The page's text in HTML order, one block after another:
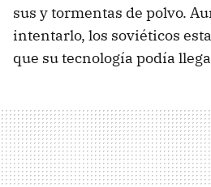
sus y tormentas de polvo.
intentarlo, los soviéticos
que su tecnología podía